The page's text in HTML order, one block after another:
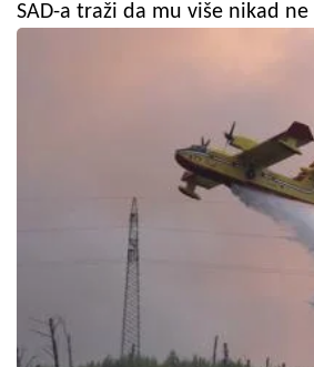
SAD-a traži da mu više nikad